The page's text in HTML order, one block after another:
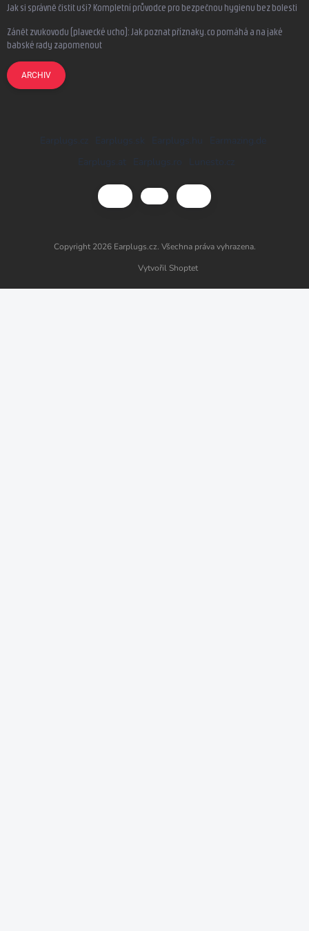
Jak si správně čistit uši? Kompletní průvodce pro bezpečnou hygienu bez bolesti
Zánět zvukovodu (plavecké ucho): Jak poznat příznaky, co pomáhá a na jaké
babské rady zapomenout
ARCHIV
Earplugs.cz Earplugs.sk Earplugs.hu
Earmazing.de
Earplugs.at
Earplugs.ro Lunesto.cz
Vytvořil Shoptet
Copyright 2026 Earplugs.cz. Všechna práva vyhrazena.